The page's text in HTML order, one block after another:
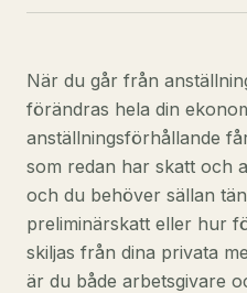
När du går från
förändras hela din
anställningsförhållande
som redan har skatt och
och du behöver sällan
preliminärskatt eller hur
skiljas från dina privata
är du både arbetsgivare